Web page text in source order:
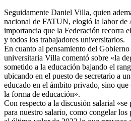
Seguidamente Daniel Villa, quien
nacional de FATUN, elogió la labor de
importancia que la Federación recorra
y todos los trabajadores universitarios.
En cuanto al pensamiento del
universitaria Villa comentó sobre «la
sometido a la educación bajando el
ubicando en el puesto de secretario a
educado en el ámbito privado, sino que
la forma de educación».
Con respecto a la discusión salarial «se
para nuestro salario, como congelar los